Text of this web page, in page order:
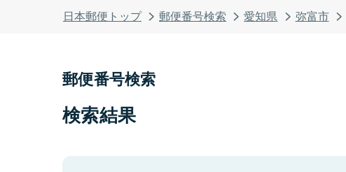
日本郵便トップ 郵便番号検索 愛知県 弥富市
郵便番号検索
検索結果